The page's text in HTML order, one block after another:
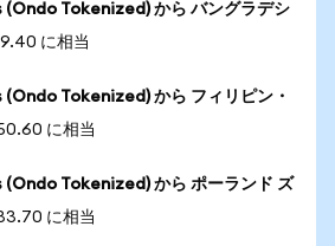
Tokenized) から バングラデシ
に相当
Tokenized) から フィリピン・
に相当
Tokenized) から ポーランド ズ
に相当